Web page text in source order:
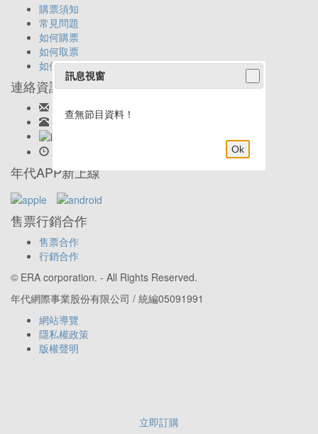
立即訂購
購票須知
常見問題
如何購票
如何取票
如何退票
連絡資訊
客服信箱: ticket@eracom.com.tw
客服專線: 02-23419898
年代APP新上線
售票行銷合作
售票合作
行銷合作
© ERA corporation. - All Rights Reserved.
年代網際事業股份有限公司 / 統編05091991
網站導覽
隱私權政策
版權聲明
訊息視窗
查無節目資料！
Ok